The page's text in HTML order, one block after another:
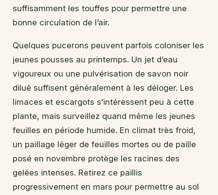
suffisamment les touffes pour permettre une
bonne circulation de l’air.
Quelques pucerons peuvent parfois coloniser les
jeunes pousses au printemps. Un jet d’eau
vigoureux ou une pulvérisation de savon noir
dilué suffisent généralement à les déloger. Les
limaces et escargots s’intéressent peu à cette
plante, mais surveillez quand même les jeunes
feuilles en période humide. En climat très froid,
un paillage léger de feuilles mortes ou de paille
posé en novembre protège les racines des
gelées intenses. Retirez ce paillis
progressivement en mars pour permettre au sol